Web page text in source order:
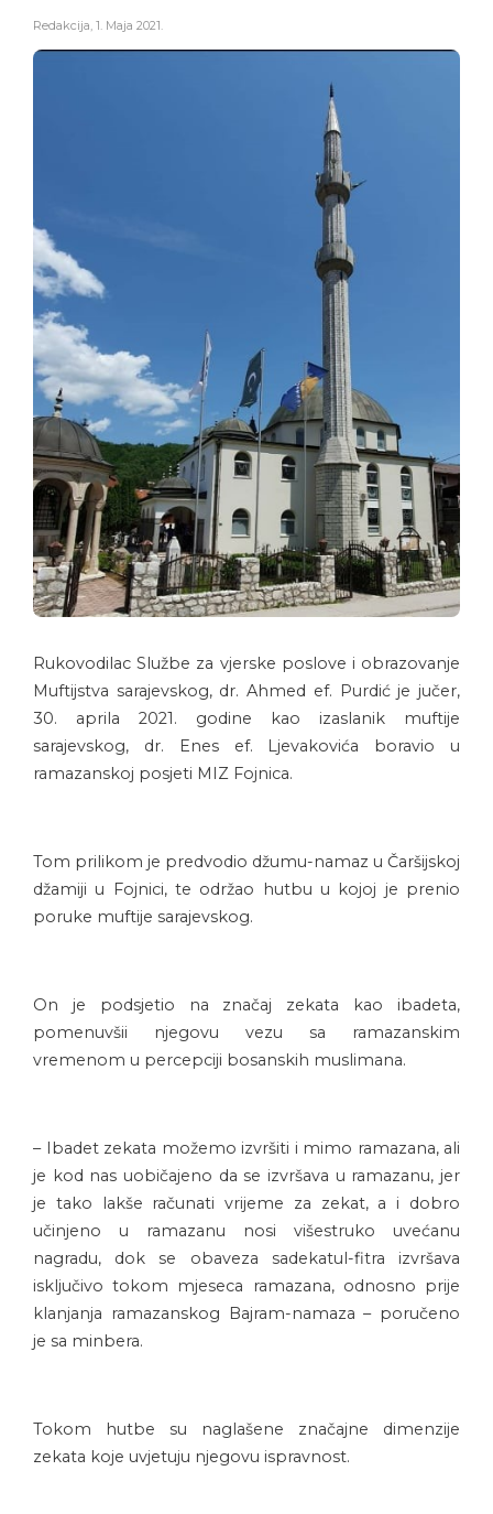
Redakcija 1. Maja 2021.
Rukovodilac Službe za vjerske poslove i obrazovanje
Muftijstva sarajevskog, dr. Ahmed ef. Purdić je jučer,
30. aprila 2021. godine kao izaslanik muftije
sarajevskog, dr. Enes ef. Ljevakovića boravio u
ramazanskoj posjeti MIZ Fojnica.
Tom prilikom je predvodio džumu-namaz u Čaršijskoj
džamiji u Fojnici, te održao hutbu u kojoj je prenio
poruke muftije sarajevskog.
On je podsjetio na značaj zekata kao ibadeta,
pomenuvšii njegovu vezu sa ramazanskim
vremenom u percepciji bosanskih muslimana.
– Ibadet zekata možemo izvršiti i mimo ramazana, ali
je kod nas uobičajeno da se izvršava u ramazanu, jer
je tako lakše računati vrijeme za zekat, a i dobro
učinjeno u ramazanu nosi višestruko uvećanu
nagradu, dok se obaveza sadekatul-fitra izvršava
isključivo tokom mjeseca ramazana, odnosno prije
klanjanja ramazanskog Bajram-namaza – poručeno
je sa minbera.
Tokom hutbe su naglašene značajne dimenzije
zekata koje uvjetuju njegovu ispravnost.